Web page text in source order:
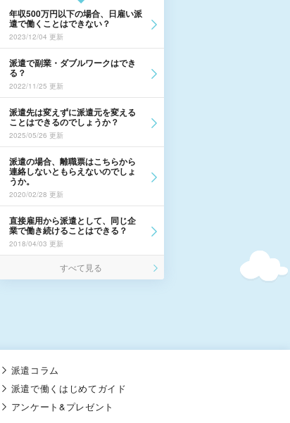
年収500万円以下の場合、日雇い派
遣で働くことはできない？
2023/12/04 更新
派遣で副業・ダブルワークはでき
る？
2022/11/25 更新
派遣先は変えずに派遣元を変える
ことはできるのでしょうか？
2025/05/26 更新
派遣の場合、離職票はこちらから
連絡しないともらえないのでしょ
うか。
2020/02/28 更新
直接雇用から派遣として、同じ企
業で働き続けることはできる？
2018/04/03 更新
すべて見る
派遣コラム
派遣で働くはじめてガイド
アンケート&プレゼント